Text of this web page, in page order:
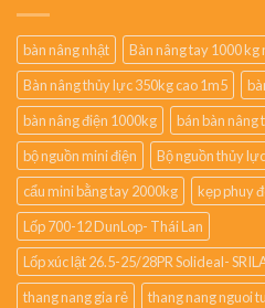
bàn nâng nhật
Bàn nâng tay 1000 kg
Bàn nâng thủy lực 350kg cao 1m5
bàn nâng điện 1000kg
bán bàn nâng
bộ nguồn mini điện
Bộ nguồn thủy
cẩu mini bằng tay 2000kg
kẹp phuy
Lốp 700-12 DunLop- Thái Lan
Lốp xúc lật 26.5-25/28PR Solideal-
thang nang gia rẻ
thang nang nguoi